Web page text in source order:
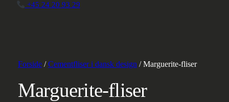
+45 24 20 93 29
Forside/Cementfliser i dansk design / Marguerite-fliser
Marguerite-fliser